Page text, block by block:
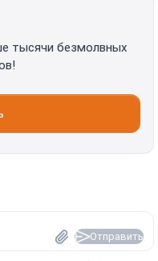
тысячи безмолвных
Отправить